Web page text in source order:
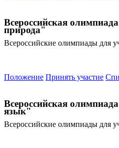
Всероссийская
природа"
Всероссийские олимпиады для
Положение Принять участие
Всероссийская
язык"
Всероссийские олимпиады для